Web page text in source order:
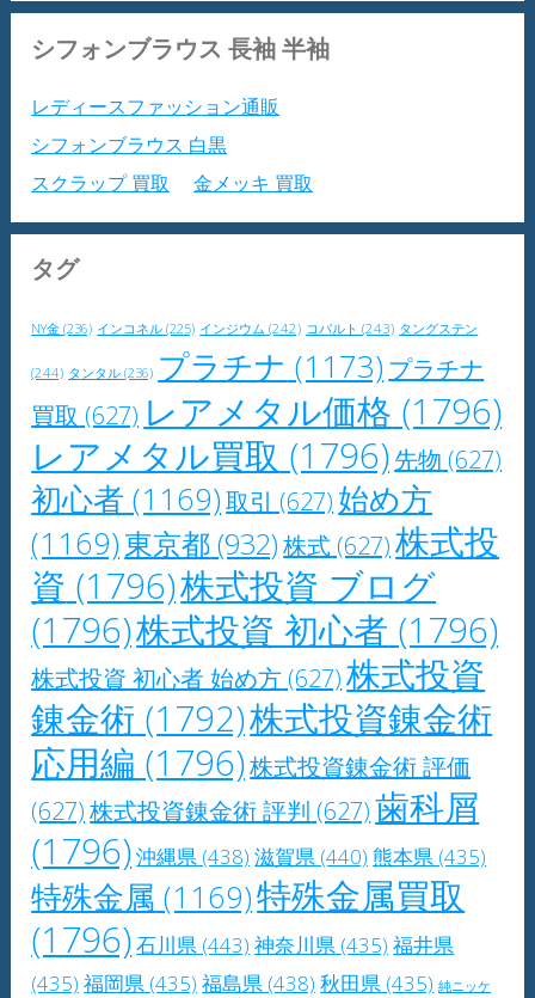
シフォンブラウス 長袖 半袖
レディースファッション通販
シフォンブラウス 白黒
スクラップ 買取
金メッキ 買取
タグ
NY金 (236) インコネル (225) インジウム (242) コバルト (243) タングステン
(244) タンタル (236) プラチナ (1173) プラチナ
買取 (627) レアメタル価格 (1796)
レアメタル買取 (1796)先物 (627)
初心者 (1169)取引 (627) 始め方
(1169)東京都(932)株式 (627)株式投
資 (1796)株式投資 ブログ
(1796)株式投資 初心者 (1796)
株式投資 初心者 始め方 (627)株式投資
錬金術 (1792)株式投資錬金術
応用編 (1796)株式投資錬金術 評価
(627)株式投資錬金術 評判 (627)歯科屑
(1796)沖縄県 (438) 滋賀県 (440) 熊本県 (435)
特殊金属 (1169)特殊金属買取
(1796)石川県 (443) 神奈川県 (435) 福井県
(435) 福岡県 (435) 福島県 (438) 秋田県 (435) 純ニッケ